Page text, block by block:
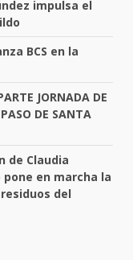
impulsa el
BCS en la
JORNADA DE
DE SANTA
de Claudia
pone en marcha la
del